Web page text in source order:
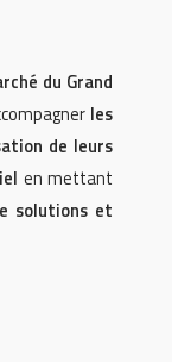
du Grand
les
de leurs
en mettant
solutions et